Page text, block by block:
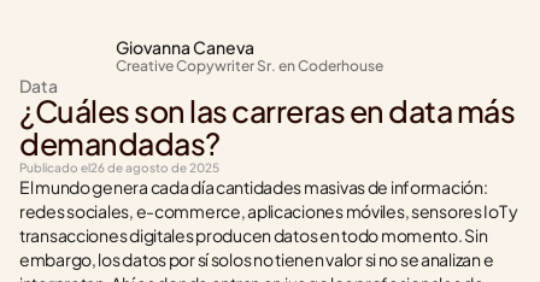
Giovanna Caneva
Creative Copywriter Sr. en Coderhouse
Data
¿Cuáles son las carreras en data más
demandadas?
Publicado el26 de agosto de 2025
El mundo genera cada día cantidades masivas de información:
redes sociales, e-commerce, aplicaciones móviles, sensores IoT y
transacciones digitales producen datos en todo momento. Sin
embargo, los datos por sí solos no tienen valor si no se analizan e